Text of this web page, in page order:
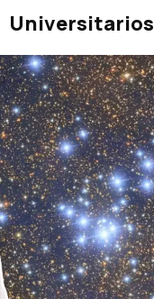
Universitarios